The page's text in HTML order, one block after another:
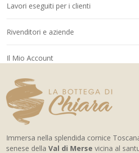
Lavori eseguiti per i clienti
Rivenditori e aziende
Il Mio Account
Immersa nella splendida cornice
senese della Val di Merse vicina al